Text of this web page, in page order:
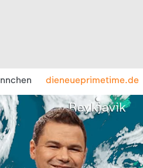
dieneueprimetime.de